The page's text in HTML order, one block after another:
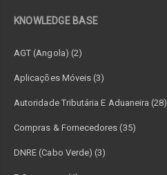
KNOWLEDGE BASE
AGT (Angola) (2)
Aplicações Móveis (3)
Autoridade Tributária E Aduaneira (28)
Compras & Fornecedores (35)
DNRE (Cabo Verde) (3)